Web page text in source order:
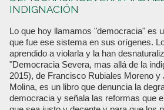
INDIGNACIÓN
Lo que hoy llamamos "democracia" es
que fue ese sistema en sus orígenes.
aprendido a violarla y la han
"Democracia Severa, mas allá de la
2015), de Francisco Rubiales Moreno
Molina, es un libro que denuncia la
democracia y señala las reformas que